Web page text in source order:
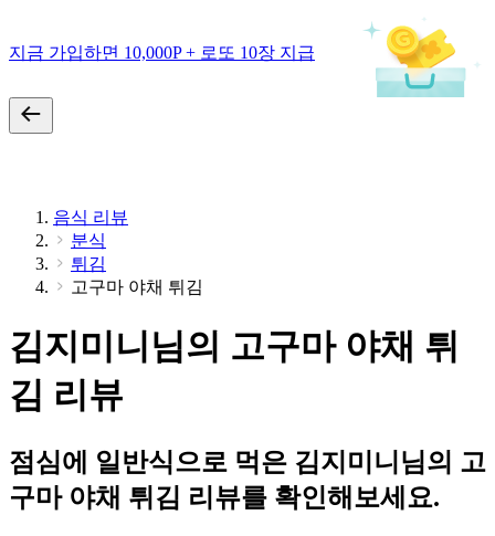
지금 가입하면 10,000P + 로또 10장 지급
음식 리뷰
분식
튀김
고구마 야채 튀김
김지미니님의 고구마 야채 튀
김 리뷰
점심에 일반식으로 먹은 김지미니님의 고
구마 야채 튀김 리뷰를 확인해보세요.